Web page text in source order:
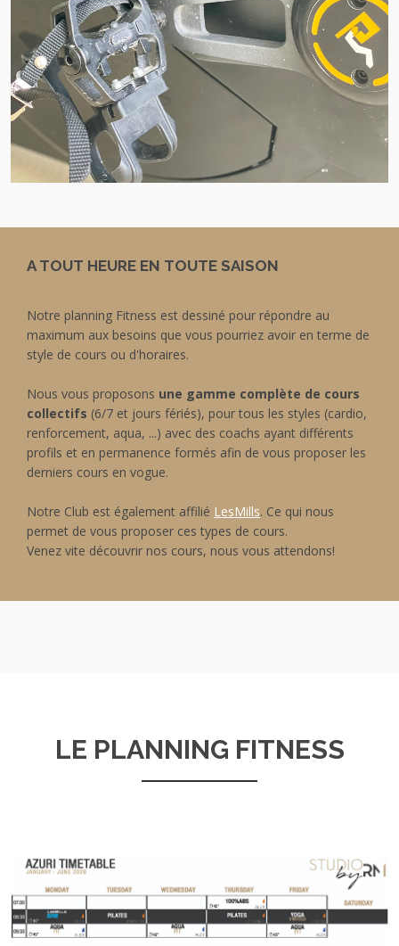
A TOUT HEURE EN TOUTE SAISON
Notre planning Fitness est dessiné pour répondre au
maximum aux besoins que vous pourriez avoir en terme de
style de cours ou d'horaires.
Nous vous proposons une gamme complète de cours
collectifs (6/7 et jours fériés), pour tous les styles (cardio,
renforcement, aqua, ...) avec des coachs ayant différents
profils et en permanence formés afin de vous proposer les
derniers cours en vogue.
Notre Club est également affilié LesMills. Ce qui nous
permet de vous proposer ces types de cours.
Venez vite découvrir nos cours, nous vous attendons!
LE PLANNING FITNESS